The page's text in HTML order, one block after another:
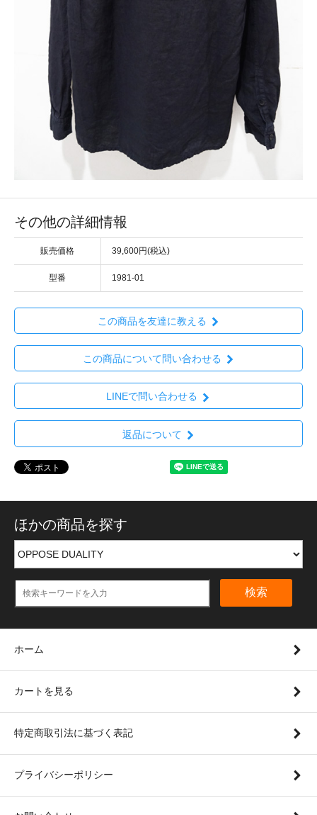
その他の詳細情報
販売価格 39,600円(税込)
型番 1981-01
この商品を友達に教える
この商品について問い合わせる
LINEで問い合わせる
返品について
ほかの商品を探す
検索
ホーム
カートを見る
特定商取引法に基づく表記
プライバシーポリシー